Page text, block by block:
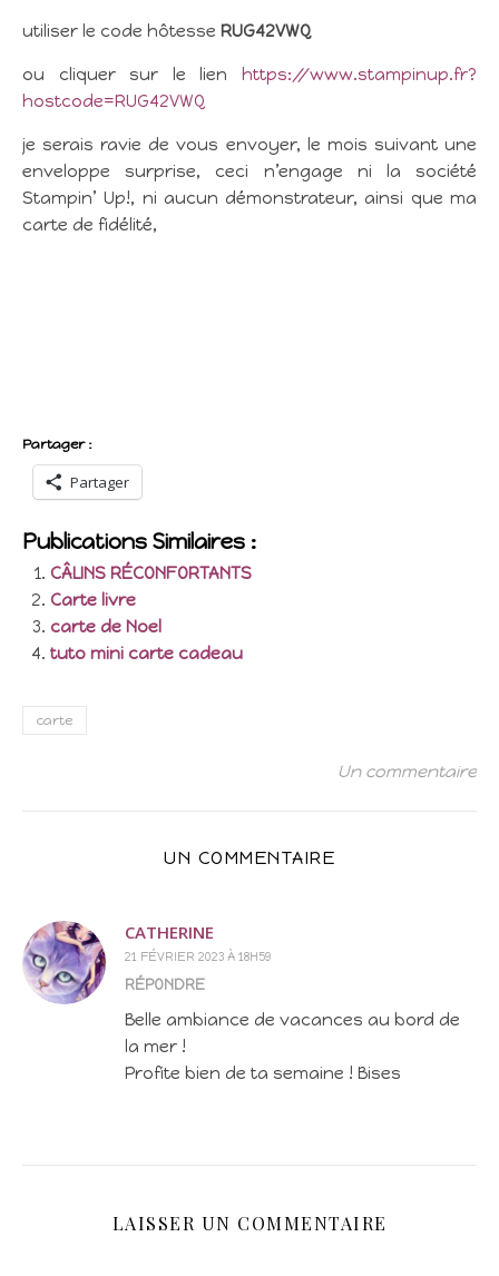
utiliser le code hôtesse RUG42VWQ
ou cliquer sur le lien
https://www.stampinup.fr?
hostcode=RUG42VWQ
je serais ravie de vous envoyer, le mois suivant une
enveloppe surprise, ceci n’engage ni la société
Stampin’ Up!, ni aucun démonstrateur, ainsi que ma
carte de fidélité,
Partager :
Partager
Publications Similaires :
CÂLINS RÉCONFORTANTS
Carte livre
carte de Noel
tuto mini carte cadeau
carte
Un commentaire
UN COMMENTAIRE
CATHERINE
21 FÉVRIER 2023 À 18H59
RÉPONDRE
Belle ambiance de vacances au bord de
la mer !
Profite bien de ta semaine ! Bises
LAISSER UN COMMENTAIRE